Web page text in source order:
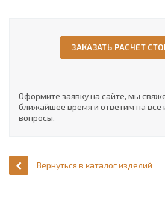
ЗАКАЗАТЬ РАСЧЕТ
Оформите заявку на сайте, мы
ближайшее время и ответим на
вопросы.
Вернуться в каталог изделий